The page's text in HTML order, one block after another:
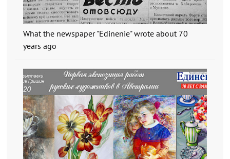
What the newspaper "Edinenie" wrote about 70
years ago